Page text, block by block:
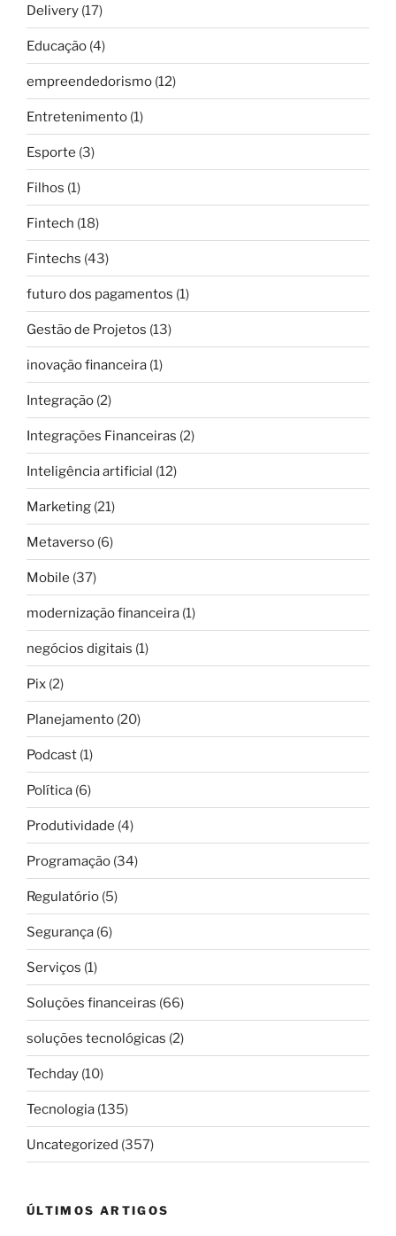
Delivery (17)
Educação (4)
empreendedorismo (12)
Entretenimento (1)
Esporte (3)
Filhos (1)
Fintech (18)
Fintechs (43)
futuro dos pagamentos (1)
Gestão de Projetos (13)
inovação financeira (1)
Integração (2)
Integrações Financeiras (2)
Inteligência artificial (12)
Marketing (21)
Metaverso (6)
Mobile (37)
modernização financeira (1)
negócios digitais (1)
Pix (2)
Planejamento (20)
Podcast (1)
Política (6)
Produtividade (4)
Programação (34)
Regulatório (5)
Segurança (6)
Serviços (1)
Soluções financeiras (66)
soluções tecnológicas (2)
Techday (10)
Tecnologia (135)
Uncategorized (357)
ÚLTIMOS ARTIGOS